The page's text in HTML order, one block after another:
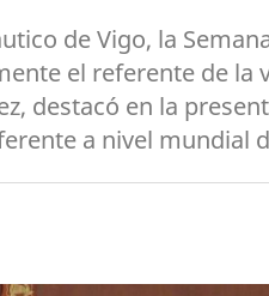
de Vigo, la
el referente de la
destacó en la
a nivel mundial